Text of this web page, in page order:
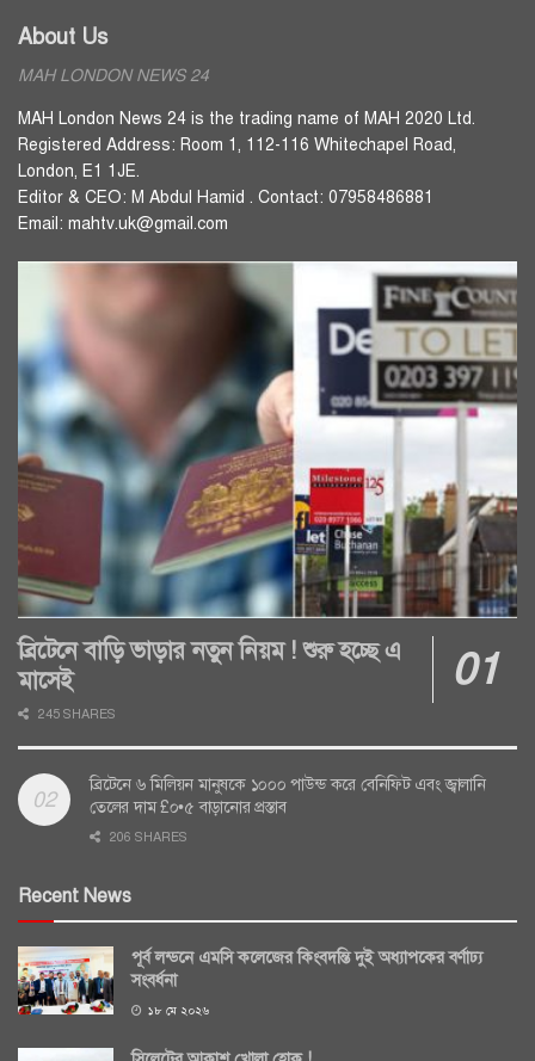
About Us
MAH LONDON NEWS 24
MAH London News 24 is the trading name of MAH 2020 Ltd.
Registered Address: Room 1, 112-116 Whitechapel Road,
London, E1 1JE.
Editor & CEO: M Abdul Hamid . Contact: 07958486881
Email: mahtv.uk@gmail.com
ব্রিটেনে বাড়ি ভাড়ার নতুন নিয়ম ! শুরু হচ্ছে এ
মাসেই
245 SHARES
ব্রিটেনে ৬ মিলিয়ন মানুষকে ১০০০ পাউন্ড করে বেনিফিট এবং জ্বালানি
তেলের দাম £০•৫ বাড়ানোর প্রস্তাব
206 SHARES
Recent News
পূর্ব লন্ডনে এমসি কলেজের কিংবদন্তি দুই অধ্যাপকের বর্ণাঢ্য
সংবর্ধনা
১৮ মে ২০২৬